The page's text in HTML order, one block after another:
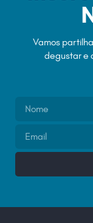
Vamos
degustar e